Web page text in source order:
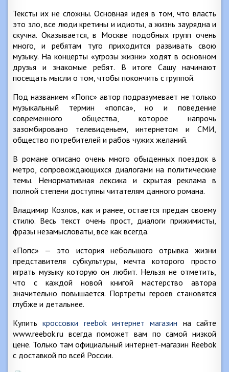
Тексты их не сложны. Основная идея в том, что власть
это зло, все люди кретины и идиоты, а жизнь заурядна и
скучна. Оказывается, в Москве подобных групп очень
много, и ребятам туго приходится развивать свою
музыку. На концерты «угрозы жизни» ходят в основном
друзья и знакомые ребят. В итоге Сашу начинают
посещать мысли о том, чтобы покончить с группой.
Под названием «Попс» автор подразумевает не только
музыкальный термин «попса», но и поведение
современного общества, которое напрочь
зазомбировано телевиденьем, интернетом и СМИ,
общество потребителей и рабов чужих желаний.
В романе описано очень много обыденных поездок в
метро, сопровождающихся диалогами на политические
темы. Ненормативная лексика и скрытая реклама в
полной степени доступны читателям данного романа.
Владимир Козлов, как и ранее, остается предан своему
стилю. Весь текст очень прост, диалоги прижимисты,
фразы незамысловаты, все как всегда.
«Попс» — это история небольшого отрывка жизни
представителя субкультуры, мечта которого просто
играть музыку которую он любит. Нельзя не отметить,
что с каждой новой книгой мастерство автора
значительно повышается. Портреты героев становятся
глубже и детальнее.
Купитькроссовки reebok интернет магазин на сайте
www.reebok.ru всегда поможет вам по самой низкой
цене. Только там официальный интернет-магазин Reebok
с доставкой по всей России.